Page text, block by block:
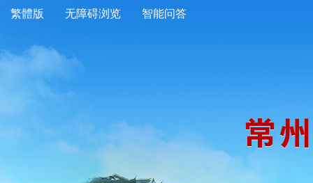
繁體版 无障碍浏览 智能问答